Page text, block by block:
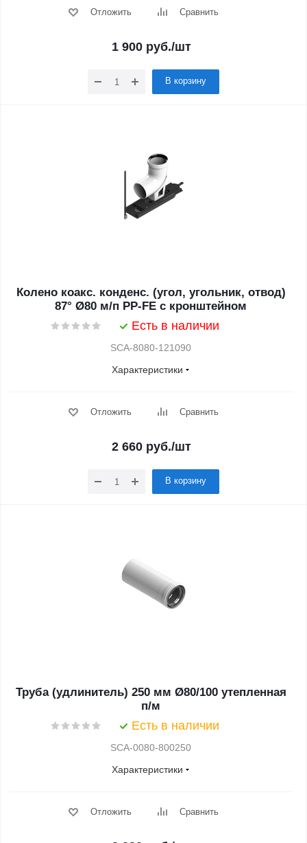
Отложить Сравнить
1 900руб./шт
В корзину
Колено коакс. конденс. (угол, угольник, отвод)
87° Ø80 м/п PP-FE с кронштейном
Есть в наличии
SCA-8080-121090
Характеристики
Отложить Сравнить
2 660руб./шт
В корзину
Труба (удлинитель) 250 мм Ø80/100 утепленная
п/м
Есть в наличии
SCA-0080-800250
Характеристики
Отложить Сравнить